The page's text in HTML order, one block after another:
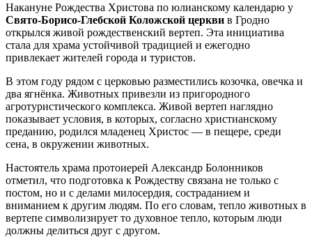
Накануне Рождества Христова по юлианскому календарю у
Свято-Борисо-Глебской Коложской церкви в Гродно
открылся живой рождественский вертеп. Эта инициатива
стала для храма устойчивой традицией и ежегодно
привлекает жителей города и туристов.
В этом году рядом с церковью разместились козочка, овечка и
два ягнёнка. Животных привезли из пригородного
агротуристического комплекса. Живой вертеп наглядно
показывает условия, в которых, согласно христианскому
преданию, родился младенец Христос — в пещере, среди
сена, в окружении животных.
Настоятель храма протоиерей Александр Болонников
отметил, что подготовка к Рождеству связана не только с
постом, но и с делами милосердия, состраданием и
вниманием к другим людям. По его словам, тепло животных в
вертепе символизирует то духовное тепло, которым люди
должны делиться друг с другом.